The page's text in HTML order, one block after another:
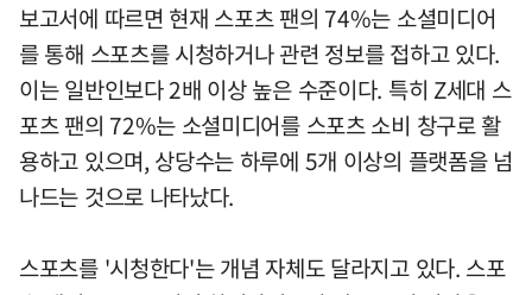
보고서에 따르면 현재 스포츠 팬의 74%는 소셜미디어
를 통해 스포츠를 시청하거나 관련 정보를 접하고 있다.
이는 일반인보다 2배 이상 높은 수준이다. 특히 Z세대 스
포츠 팬의 72%는 소셜미디어를 스포츠 소비 창구로 활
용하고 있으며, 상당수는 하루에 5개 이상의 플랫폼을 넘
나드는 것으로 나타났다.
스포츠를 '시청한다'는 개념 자체도 달라지고 있다. 스포